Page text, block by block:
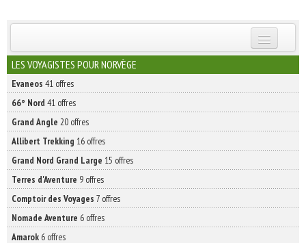
INSCRIVEZ-VOUS | ABONNEZ-VOUS
LES VOYAGISTES POUR NORVÈGE
Evaneos 41 offres
66° Nord 41 offres
Grand Angle 20 offres
Allibert Trekking 16 offres
Grand Nord Grand Large 15 offres
Terres d'Aventure 9 offres
Comptoir des Voyages 7 offres
Nomade Aventure 6 offres
Amarok 6 offres